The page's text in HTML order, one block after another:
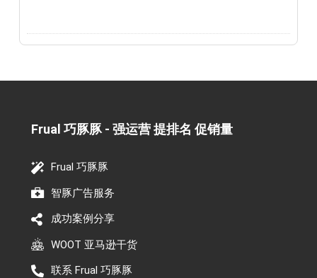
Frual 巧豚豚 - 强运营 提排名 促销量​
Frual 巧豚豚
智豚广告服务
成功案例分享
WOOT 亚马逊干货
联系 Frual 巧豚豚